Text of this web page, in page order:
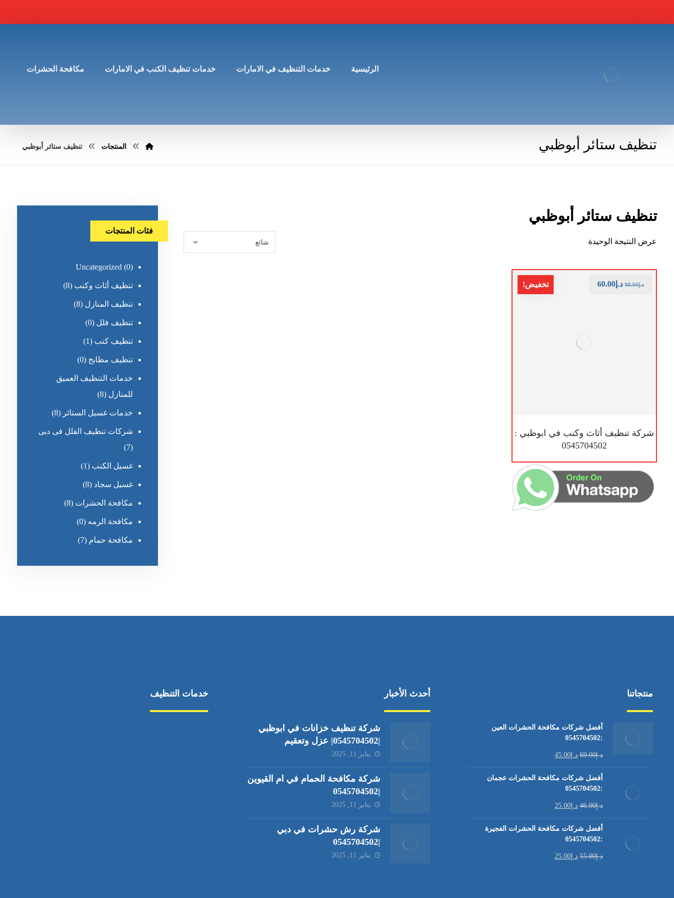
الرئيسية خدمات التنظيف في الامارات خدمات تنظيف الكنب في الامارات مكافحة الحشرات
تنظيف ستائر أبوظبي المنتجات تنظيف ستائر أبوظبي
تنظيف ستائر أبوظبي
عرض النتيجة الوحيدة
تخفيض!
شركة تنظيف أثاث وكنب في ابوظبي :
0545704502
د.إ98.00 د.إ 60.00
فئات المنتجات
Uncategorized (0)
تنظيف أثاث وكنب (8)
تنظيف المنازل (8)
تنظيف فلل (0)
تنظيف كنب (1)
تنظيف مطابخ (0)
خدمات التنظيف العميق
للمنازل (8)
خدمات غسيل الستائر (8)
شركات تنظيف الفلل فى دبى
(7)
غسيل الكنب (1)
غسيل سجاد (8)
مكافحة الحشرات (8)
مكافحة الرمه (0)
مكافحة حمام (7)
منتجاتنا
أفضل شركات مكافحة الحشرات العين
:0545704502
د.إ69.00 د.إ 45.00
أفضل شركات مكافحة الحشرات عجمان
:0545704502
د.إ46.00 د.إ 25.00
أفضل شركات مكافحة الحشرات الفجيرة
:0545704502
د.إ55.00 د.إ 25.00
أحدث الأخبار
شركة تنظيف خزانات في ابوظبي
|0545704502| عزل وتعقيم
يناير 11, 2025
شركة مكافحة الحمام في ام القيوين
|0545704502
يناير 11, 2025
شركة رش حشرات في دبي
|0545704502
يناير 11, 2025
خدمات التنظيف